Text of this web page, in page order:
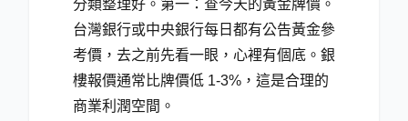
分類整理好。第一：查今天的黃金牌價。
台灣銀行或中央銀行每日都有公告黃金參
考價，去之前先看一眼，心裡有個底。銀
樓報價通常比牌價低 1-3%，這是合理的
商業利潤空間。